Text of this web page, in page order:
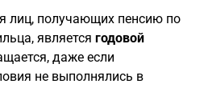
лиц, получающих пенсию по
является годовой
даже если
не выполнялись в